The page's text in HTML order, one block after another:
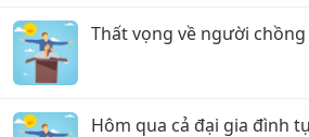
Thất vọng về người
Hôm qua cả đại gia đình